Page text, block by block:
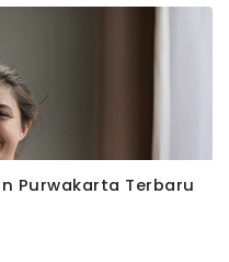
Purwakarta Terbaru